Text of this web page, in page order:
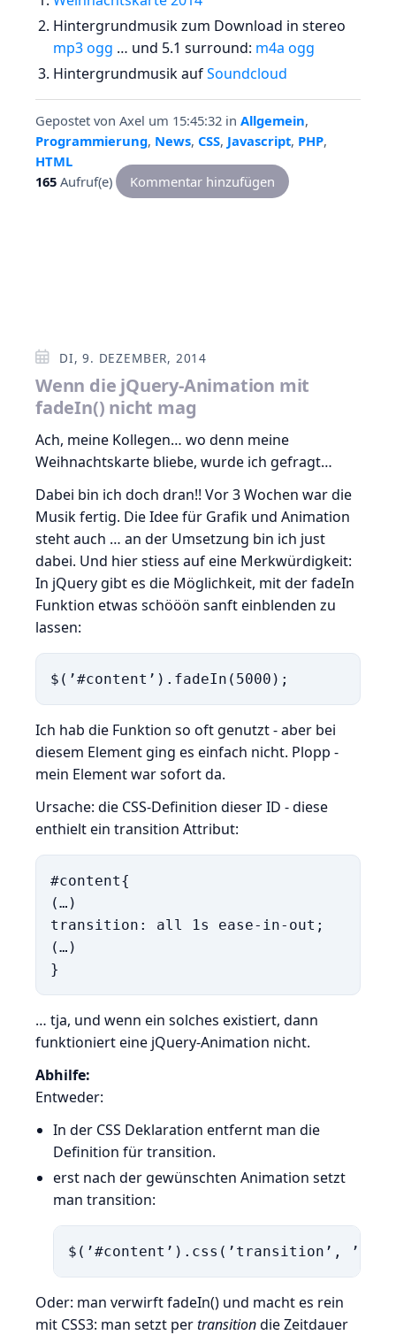
Hintergrundmusik zum Download in stereo
mp3ogg … und 5.1 surround: m4a ogg
Hintergrundmusik aufSoundcloud
Gepostet von Axel um 15:45:32 in Allgemein,
Programmierung, News, CSS, Javascript, PHP,
HTML
165 Aufruf(e) Kommentar hinzufügen
DI, 9. DEZEMBER, 2014
Wenn die jQuery-Animation mit
fadeIn() nicht mag
Ach, meine Kollegen… wo denn meine
Weihnachtskarte bliebe, wurde ich gefragt…
Dabei bin ich doch dran!! Vor 3 Wochen war die
Musik fertig. Die Idee für Grafik und Animation
steht auch … an der Umsetzung bin ich just
dabei. Und hier stiess auf eine Merkwürdigkeit:
In jQuery gibt es die Möglichkeit, mit der fadeIn
Funktion etwas schööön sanft einblenden zu
lassen:
$(’#content’).fadeIn(5000);
Ich hab die Funktion so oft genutzt - aber bei
diesem Element ging es einfach nicht. Plopp -
mein Element war sofort da.
Ursache: die CSS-Definition dieser ID - diese
enthielt ein transition Attribut:
#content{
(…)
transition: all 1s ease-in-out;
(…)
… tja, und wenn ein solches existiert, dann
funktioniert eine jQuery-Animation nicht.
Abhilfe:
Entweder:
In der CSS Deklaration entfernt man die
Definition für transition.
erst nach der gewünschten Animation setzt
man transition:
$(’#content’).css(’transition’, ’all
Oder: man verwirft fadeIn() und macht es rein
mit CSS3: man setzt pertransitiondie Zeitdauer